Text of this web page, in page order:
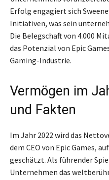
Erfolg engagiert sich
Initiativen, was sein
Die Belegschaft von 4.000
das Potenzial von Epic
Gaming-Industrie.
Vermögen im
und Fakten
Im Jahr 2022 wird das
dem CEO von Epic Games,
geschätzt. Als führender
Unternehmen das